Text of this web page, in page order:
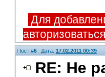
Для
авторизоваться
Пост #6 Дата: 17.02.2011 00:39
RE: Не